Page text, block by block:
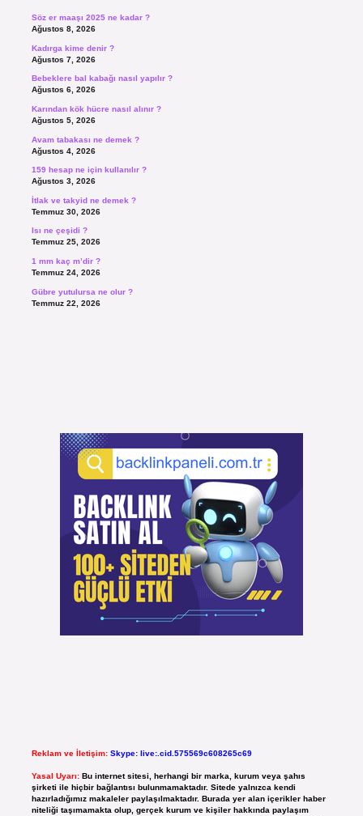
Söz er maaşı 2025 ne kadar ?
Ağustos 8, 2026
Kadırga kime denir ?
Ağustos 7, 2026
Bebeklere bal kabağı nasıl yapılır ?
Ağustos 6, 2026
Karından kök hücre nasıl alınır ?
Ağustos 5, 2026
Avam tabakası ne demek ?
Ağustos 4, 2026
159 hesap ne için kullanılır ?
Ağustos 3, 2026
İtlak ve takyid ne demek ?
Temmuz 30, 2026
Isı ne çeşidi ?
Temmuz 25, 2026
1 mm kaç m’dir ?
Temmuz 24, 2026
Gübre yutulursa ne olur ?
Temmuz 22, 2026
Reklam ve İletişim: Skype: live:.cid.575569c608265c69
Yasal Uyarı: Bu internet sitesi, herhangi bir marka, kurum veya şahıs
şirketi ile hiçbir bağlantısı bulunmamaktadır. Sitede yalnızca kendi
hazırladığımız makaleler paylaşılmaktadır. Burada yer alan içerikler haber
niteliği taşımamakta olup, gerçek kurum ve kişiler hakkında paylaşım